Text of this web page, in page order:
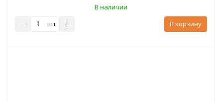
В наличии
шт
В корзину